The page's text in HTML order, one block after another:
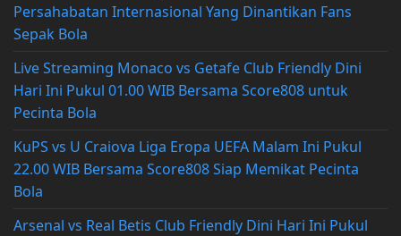
Persahabatan Internasional Yang Dinantikan Fans
Sepak Bola
Live Streaming Monaco vs Getafe Club Friendly Dini
Hari Ini Pukul 01.00 WIB Bersama Score808 untuk
Pecinta Bola
KuPS vs U Craiova Liga Eropa UEFA Malam Ini Pukul
22.00 WIB Bersama Score808 Siap Memikat Pecinta
Bola
Arsenal vs Real Betis Club Friendly Dini Hari Ini Pukul